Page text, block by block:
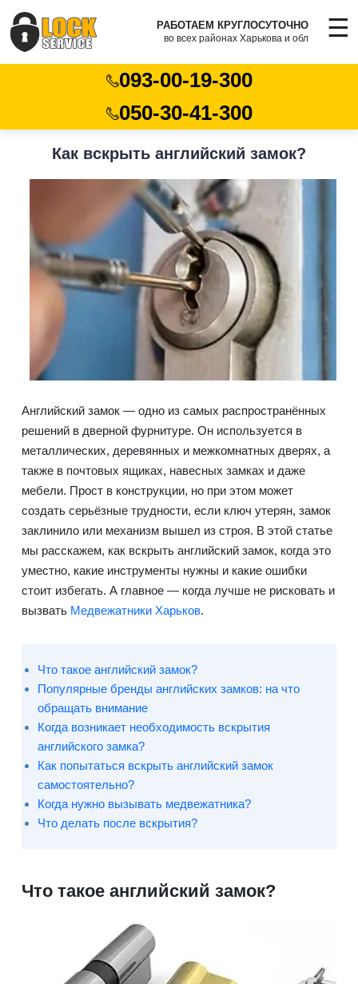
РАБОТАЕМ КРУГЛОСУТОЧНО
во всех районах Харькова и обл ☰
093-00-19-300
050-30-41-300
Как вскрыть английский замок?
Английский замок — одно из самых распространённых
решений в дверной фурнитуре. Он используется в
металлических, деревянных и межкомнатных дверях, а
также в почтовых ящиках, навесных замках и даже
мебели. Прост в конструкции, но при этом может
создать серьёзные трудности, если ключ утерян, замок
заклинило или механизм вышел из строя. В этой статье
мы расскажем, как вскрыть английский замок, когда это
уместно, какие инструменты нужны и какие ошибки
стоит избегать. А главное — когда лучше не рисковать и
вызвать Медвежатники Харьков.
Что такое английский замок?
Популярные бренды английских замков: на что
обращать внимание
Когда возникает необходимость вскрытия
английского замка?
Как попытаться вскрыть английский замок
самостоятельно?
Когда нужно вызывать медвежатника?
Что делать после вскрытия?
Что такое английский замок?